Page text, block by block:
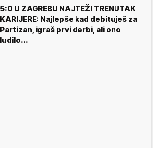
5:0 U ZAGREBU NAJTEŽI TRENUTAK
KARIJERE: Najlepše kad debituješ za
Partizan, igraš prvi derbi, ali ono
ludilo...